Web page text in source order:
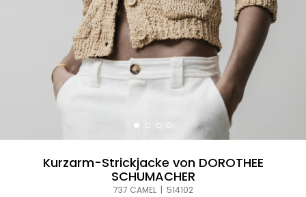
Kurzarm-Strickjacke von DOROTHEE
SCHUMACHER
737 CAMEL | 514102